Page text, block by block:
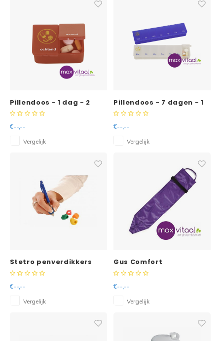
Pillendoos - 1 dag - 2
vakken per dag - rood -
€--,--
Vergelijk
Pillendoos - 7 dagen - 1
vak per dag -
€--,--
Vergelijk
Stetro penverdikkers
gevormd
€--,--
Vergelijk
Gus Comfort
€--,--
Vergelijk